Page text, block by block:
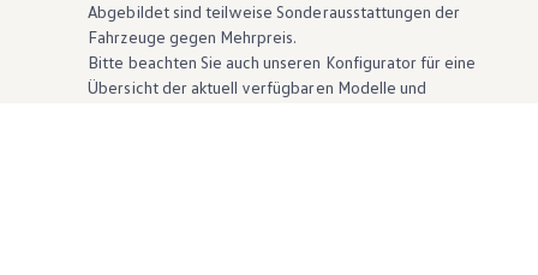
Abgebildet sind teilweise Sonderausstattungen der
Fahrzeuge gegen Mehrpreis.
Bitte beachten Sie auch unseren Konfigurator für eine
Übersicht der aktuell verfügbaren Modelle und